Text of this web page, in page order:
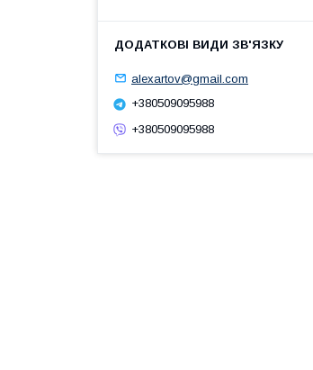
alexartov@gmail.com
+380509095988
+380509095988